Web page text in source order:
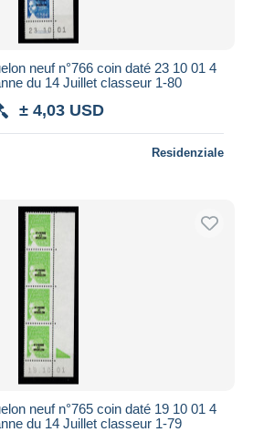
neuf n°766 coin daté 23 10 01 4
du 14 Juillet classeur 1-80
± 4,03 USD
Residenziale
neuf n°765 coin daté 19 10 01 4
du 14 Juillet classeur 1-79